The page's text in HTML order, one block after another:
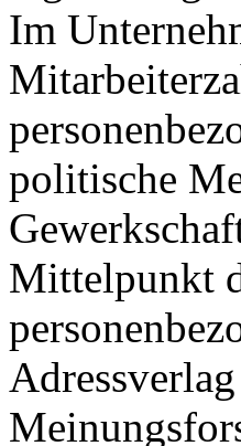
Im
politische
Mittelpunkt